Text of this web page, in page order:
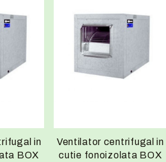
in
BOX
Ventilator centrifugal in
cutie fonoizolata BOX